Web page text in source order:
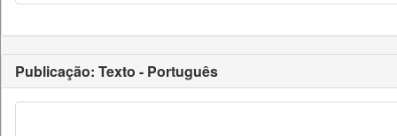
Publicação: Texto - Português